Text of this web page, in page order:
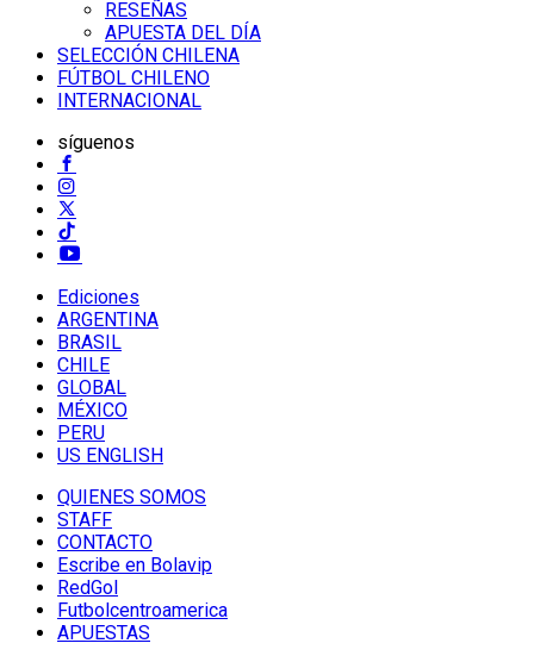
RESEÑAS
APUESTA DEL DÍA
SELECCIÓN CHILENA
FÚTBOL CHILENO
INTERNACIONAL
síguenos
Ediciones
ARGENTINA
BRASIL
CHILE
GLOBAL
MÉXICO
PERU
US ENGLISH
QUIENES SOMOS
STAFF
CONTACTO
Escribe en Bolavip
RedGol
Futbolcentroamerica
APUESTAS